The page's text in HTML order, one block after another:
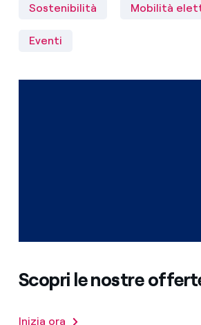
Sostenibilità Mobilità
Eventi
Scopri le nostre
Inizia ora